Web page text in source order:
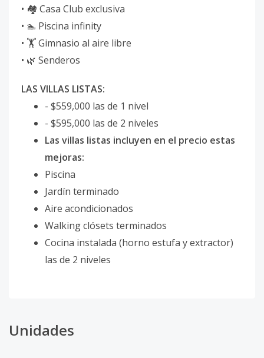
• 🏘 Casa Club exclusiva
• 🏊 Piscina infinity
• 🏋️ Gimnasio al aire libre
• 🌿 Senderos
LAS VILLAS LISTAS:
- $559,000 las de 1 nivel
- $595,000 las de 2 niveles
Las villas listas incluyen en el precio estas
mejoras:
Piscina
Jardín terminado
Aire acondicionados
Walking clósets terminados
Cocina instalada (horno estufa y extractor)
las de 2 niveles
Unidades